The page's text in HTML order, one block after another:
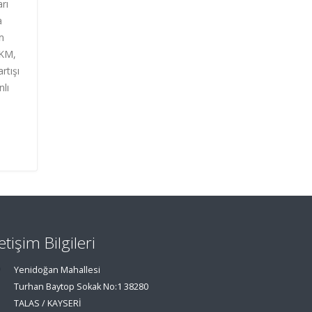
Bilgileri
Yenidoğan Mahallesi
Turhan Baytop Sokak No:1 38280
TALAS / KAYSERİ